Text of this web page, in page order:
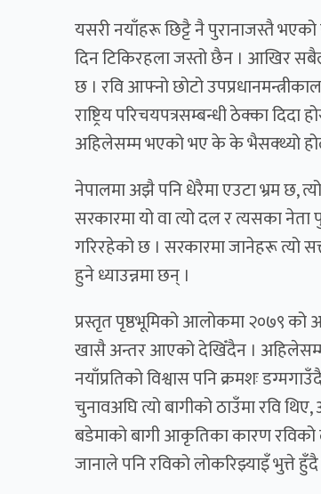
यसरी नयाँहरू छिट्टै नै पुरानाजस्तै
दिन टिकिरहला जस्तो छैन । आखिर
छ । रवि आफ्नो छोटो
राष्ट्रिय परिचयपत्रसम्बन्धी ठेक्का
अहिलेसम्म भएको भए के के भैसक्थ्यो
नेपालमा अझै पनि धेरैमा एउटा भ्रम छ,
सरकारमा यो वा त्यो दल र त्यसका
गरिरहेको छ । सरकारमा जानेहरू त्यो
हुने ध्याउन्नमा छन् ।
प्रस्तृत पृष्ठभूमिको आलोकमा २०७९ को
खासै अन्तर आएको देखिँदैन । अहिलेसम्म
नयाँप्रतिको विश्वास पनि क्रमशः
चुनावअघि त्यो बागीको ठाउँमा रवि
बडेमाको बागी आकृतिका कारण रविको
जानाले पनि रविको लोकरिझ्याइँ भुत्ते